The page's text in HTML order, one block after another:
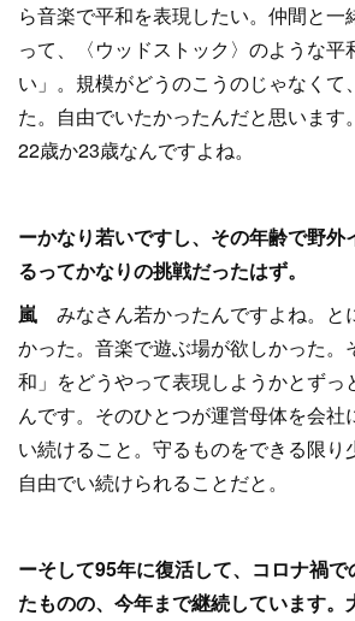
ら音楽で平和を表現したい。仲間と一
って、〈ウッドストック〉のような平
い」。規模がどうのこうのじゃなくて
た。自由でいたかったんだと思います
22歳か23歳なんですよね。
ーかなり若いですし、その年齢で野外
るってかなりの挑戦だったはず。
嵐 みなさん若かったんですよね。と
かった。音楽で遊ぶ場が欲しかった。
和」をどうやって表現しようかとずっ
んです。そのひとつが運営母体を会社
い続けること。守るものをできる限り
自由でい続けられることだと。
ーそして95年に復活して、コロナ禍
たものの、今年まで継続しています。